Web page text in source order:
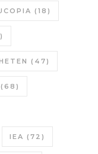
(18)
(47)
(68)
IEA (72)